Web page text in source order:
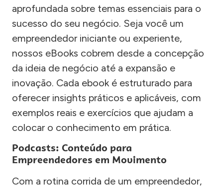
aprofundada sobre temas essenciais para o
sucesso do seu negócio. Seja você um
empreendedor iniciante ou experiente,
nossos eBooks cobrem desde a concepção
da ideia de negócio até a expansão e
inovação. Cada ebook é estruturado para
oferecer insights práticos e aplicáveis, com
exemplos reais e exercícios que ajudam a
colocar o conhecimento em prática.
Podcasts: Conteúdo para
Empreendedores em Movimento
Com a rotina corrida de um empreendedor,